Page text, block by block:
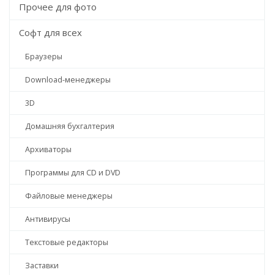
Прочее для фото
Софт для всех
Браузеры
Download-менеджеры
3D
Домашняя бухгалтерия
Архиваторы
Программы для CD и DVD
Файловые менеджеры
Антивирусы
Текстовые редакторы
Заставки